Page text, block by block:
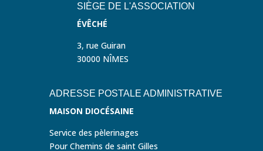
SIÈGE DE L'ASSOCIATION
ÉVÊCHÉ
3, rue Guiran
30000 NÎMES
ADRESSE POSTALE ADMINISTRATIVE
MAISON DIOCÉSAINE
Service des pèlerinages
Pour Chemins de saint Gilles